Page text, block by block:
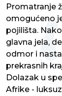
Promatranje
omogućeno
pojilišta.
glavna jela,
odmor i
prekrasnih
Dolazak u
Afrike -